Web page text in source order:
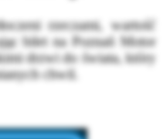
rzeczami, wartość
bilet na Poznań Motor
drzwi do świata, który
chwil.